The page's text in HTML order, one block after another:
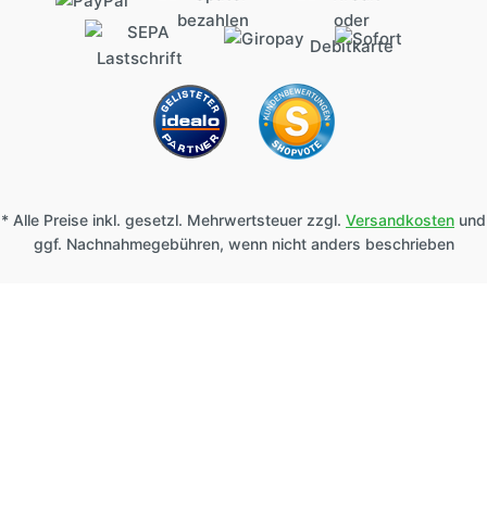
* Alle Preise inkl. gesetzl. Mehrwertsteuer zzgl. Versandkosten und
ggf. Nachnahmegebühren, wenn nicht anders beschrieben